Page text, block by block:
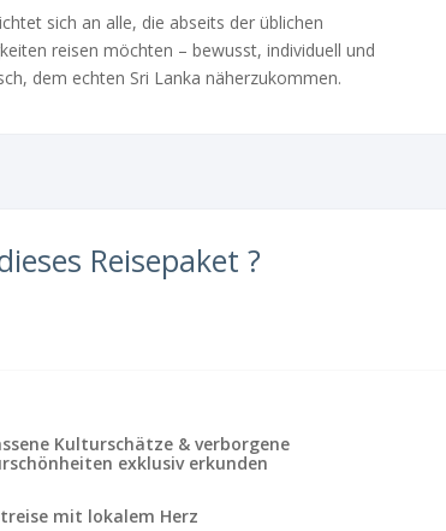
sich an alle, die abseits der üblichen
reisen möchten – bewusst, individuell und
dem echten Sri Lanka näherzukommen.
Reisepaket ?
Kulturschätze & verborgene
exklusiv erkunden
mit lokalem Herz